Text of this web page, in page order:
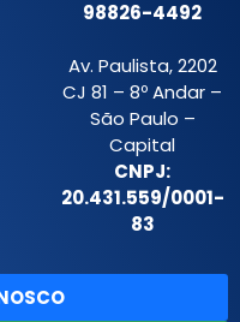
98826-4492
Av. Paulista, 2202
CJ 81 – 8º Andar –
São Paulo –
Capital
CNPJ:
20.431.559/0001-
83